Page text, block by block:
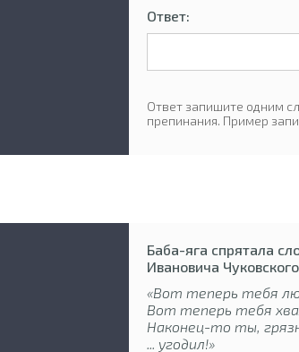
Ответ:
Ответ запишите одним
препинания. Пример
Баба-яга спрятала
Ивановича
«Вот теперь тебя
Вот теперь тебя
Наконец-то ты,
... угодил!»